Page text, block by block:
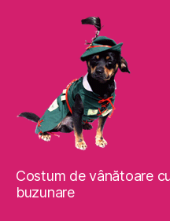
Costum de vânătoare
buzunare